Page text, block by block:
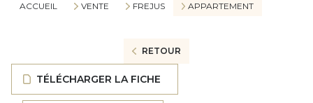
ACCUEIL VENTE FREJUS APPARTEMENT
RETOUR
TÉLÉCHARGER LA FICHE